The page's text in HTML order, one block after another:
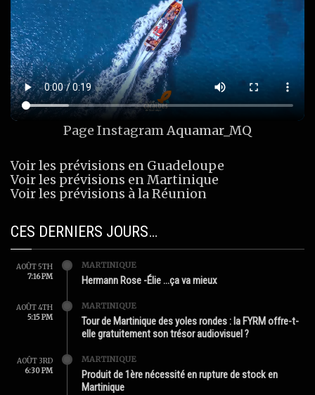
Page InstagramAquamar_MQ
Voir les prévisions en Guadeloupe
Voir les prévisions en Martinique
Voir les prévisions à la Réunion
CES DERNIERS JOURS…
AOÛT 5TH
7:16 PM
MARTINIQUE
Hermann Rose -Élie …ça va mieux
AOÛT 4TH
5:15 PM
MARTINIQUE
Tour de Martinique des yoles rondes : la FYRM offre-t-
elle gratuitement son trésor audiovisuel ?
AOÛT 3RD
6:30 PM
MARTINIQUE
Produit de 1ère nécessité en rupture de stock en
Martinique